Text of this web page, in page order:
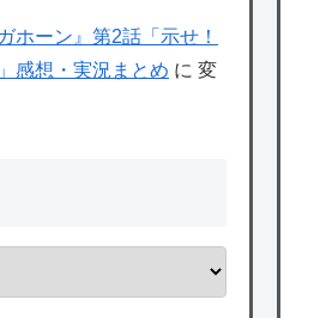
ホーン』第2話「示せ！
感想・実況まとめ に 変